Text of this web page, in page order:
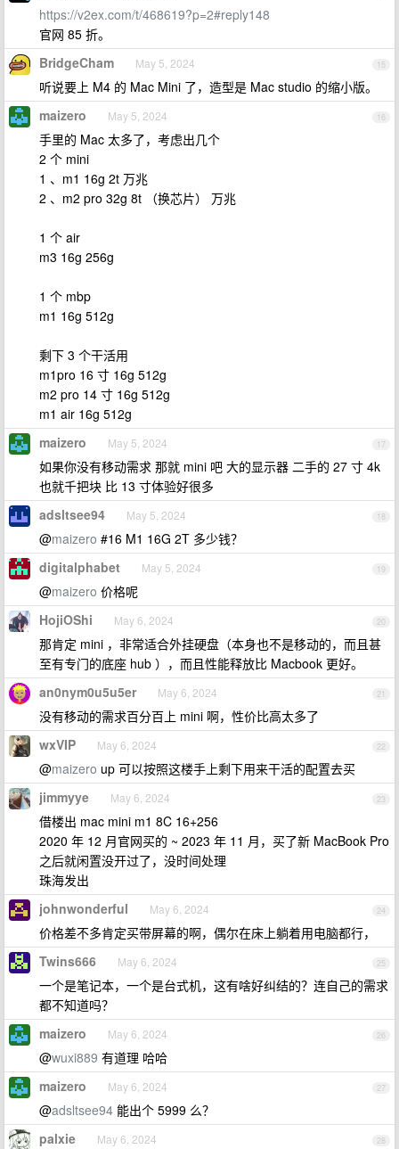
https://v2ex.com/t/468619?p=2#reply148
官网 85 折。
15
BridgeCham May 5, 2024
听说要上 M4 的 Mac Mini 了，造型是 Mac studio 的缩小版。
16
maizero May 5, 2024
手里的 Mac 太多了，考虑出几个
2 个 mini
1 、m1 16g 2t 万兆
2 、m2 pro 32g 8t （换芯片） 万兆
1 个 air
m3 16g 256g
1 个 mbp
m1 16g 512g
剩下 3 个干活用
m1pro 16 寸 16g 512g
m2 pro 14 寸 16g 512g
m1 air 16g 512g
17
maizero May 5, 2024
如果你没有移动需求 那就 mini 吧 大的显示器 二手的 27 寸 4k
也就千把块 比 13 寸体验好很多
18
adsltsee94 May 5, 2024
@maizero #16 M1 16G 2T 多少钱？
19
digitalphabet May 5, 2024
@maizero 价格呢
20
HojiOShi May 6, 2024
那肯定 mini ，非常适合外挂硬盘（本身也不是移动的，而且甚
至有专门的底座 hub ），而且性能释放比 Macbook 更好。
21
an0nym0u5u5er May 6, 2024
没有移动的需求百分百上 mini 啊，性价比高太多了
22
wxVIP May 6, 2024
@maizero up 可以按照这楼手上剩下用来干活的配置去买
23
jimmyye May 6, 2024
借楼出 mac mini m1 8C 16+256
2020 年 12 月官网买的 ~ 2023 年 11 月，买了新 MacBook Pro
之后就闲置没开过了，没时间处理
珠海发出
24
johnwonderful May 6, 2024
价格差不多肯定买带屏幕的啊，偶尔在床上躺着用电脑都行，
25
Twins666 May 6, 2024
一个是笔记本，一个是台式机，这有啥好纠结的？连自己的需求
都不知道吗？
26
maizero May 6, 2024
@wuxi889 有道理 哈哈
27
maizero May 6, 2024
@adsltsee94 能出个 5999 么？
28
palxie May 6, 2024